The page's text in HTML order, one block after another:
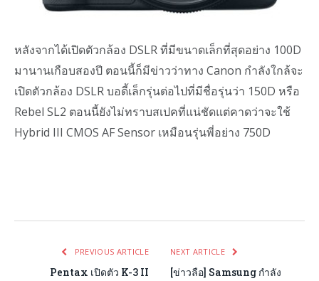
หลังจากได้เปิดตัวกล้อง DSLR ที่มีขนาดเล็กที่สุดอย่าง 100D
มานานเกือบสองปี ตอนนี้ก็มีข่าวว่าทาง Canon กำลังใกล้จะ
เปิดตัวกล้อง DSLR บอดี้เล็กรุ่นต่อไปที่มีชื่อรุ่นว่า 150D หรือ
Rebel SL2 ตอนนี้ยังไม่ทราบสเปคที่แน่ชัดแต่คาดว่าจะใช้
Hybrid III CMOS AF Sensor เหมือนรุ่นพี่อย่าง 750D
PREVIOUS ARTICLE
Pentax เปิดตัว K-3 II
NEXT ARTICLE
[ข่าวลือ] Samsung กำลัง